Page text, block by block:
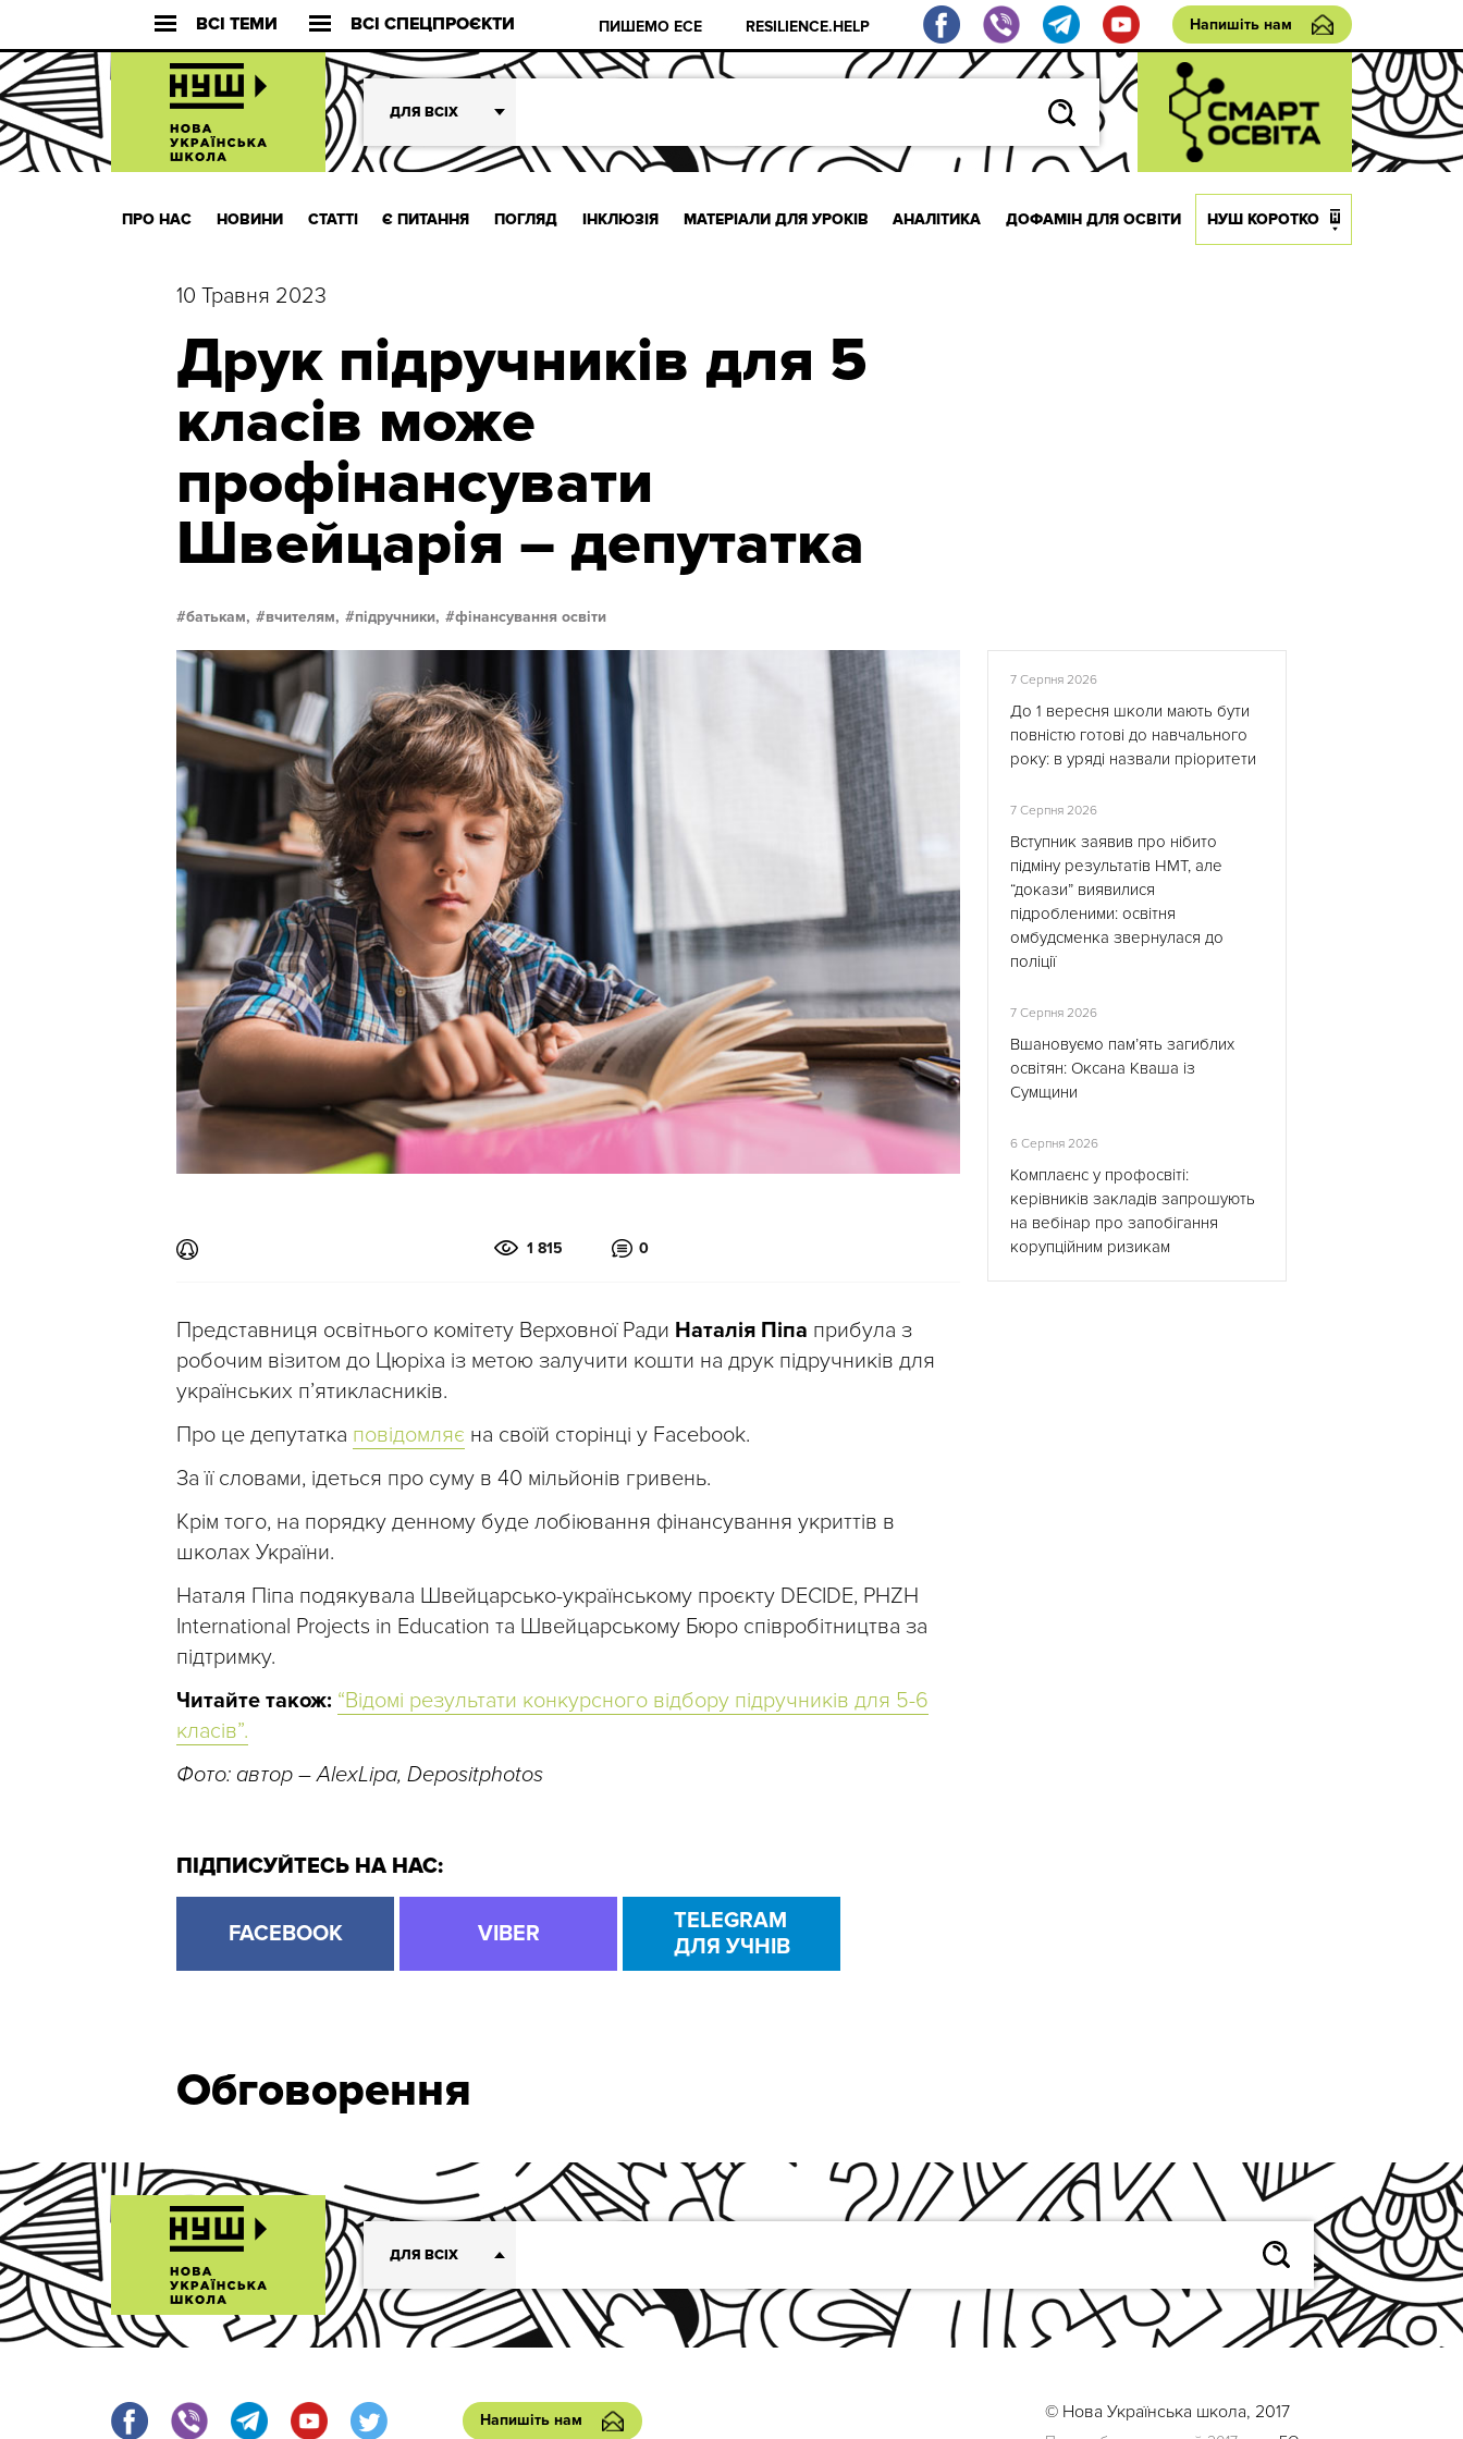
ВСІ ТЕМИ ВСІ СПЕЦПРОЄКТИ ПИШЕМО ЕСЕ RESILIENCE.HELP Напишіть нам
ДЛЯ ВСІХ
ПРО НАС НОВИНИ СТАТТІ Є ПИТАННЯ ПОГЛЯД ІНКЛЮЗІЯ МАТЕРІАЛИ ДЛЯ УРОКІВ АНАЛІТИКА ДОФАМІН ДЛЯ ОСВІТИ НУШ КОРОТКО
10 Травня 2023
Друк підручників для 5
класів може
профінансувати
Швейцарія – депутатка
батькам, вчителям, підручники, фінансування освіти
1 815 0
Представниця освітнього комітету Верховної Ради Наталія Піпа прибула з
робочим візитом до Цюріха із метою залучити кошти на друк підручників для
українських п’ятикласників.
Про це депутатка повідомляє на своїй сторінці у Facebook.
За її словами, ідеться про суму в 40 мільйонів гривень.
Крім того, на порядку денному буде лобіювання фінансування укриттів в
школах України.
Наталя Піпа подякувала Швейцарсько-українському проєкту DECIDE, PHZH
International Projects in Education та Швейцарському Бюро співробітництва за
підтримку.
Читайте також: “Відомі результати конкурсного відбору підручників для 5-6
класів”.
Фото: автор – AlexLipa, Depositphotos
ПІДПИСУЙТЕСЬ НА НАС:
FACEBOOK VIBER
TELEGRAM
ДЛЯ УЧНІВ
7 Серпня 2026
До 1 вересня школи мають бути
повністю готові до навчального
року: в уряді назвали пріоритети
7 Серпня 2026
Вступник заявив про нібито
підміну результатів НМТ, але
“докази” виявилися
підробленими: освітня
омбудсменка звернулася до
поліції
7 Серпня 2026
Вшановуємо пам’ять загиблих
освітян: Оксана Кваша із
Сумщини
6 Серпня 2026
Комплаєнс у профосвіті:
керівників закладів запрошують
на вебінар про запобігання
корупційним ризикам
Обговорення
ДЛЯ ВСІХ
Напишіть нам © Нова Українська школа, 2017